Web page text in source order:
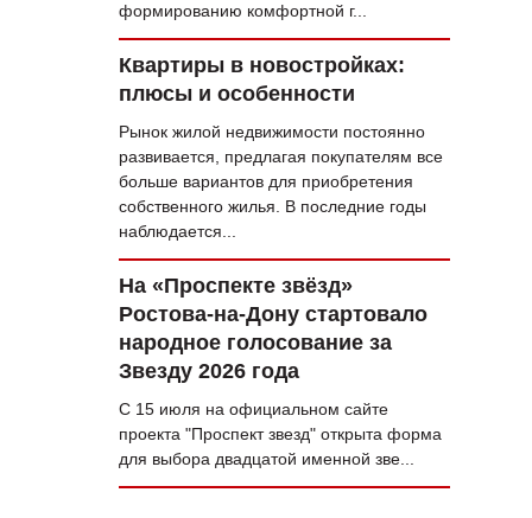
формированию комфортной г...
Квартиры в новостройках:
плюсы и особенности
Рынок жилой недвижимости постоянно
развивается, предлагая покупателям все
больше вариантов для приобретения
собственного жилья. В последние годы
наблюдается...
На «Проспекте звёзд»
Ростова-на-Дону стартовало
народное голосование за
Звезду 2026 года
С 15 июля на официальном сайте
проекта "Проспект звезд" открыта форма
для выбора двадцатой именной зве...